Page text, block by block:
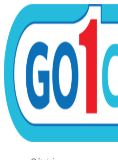
nội
dung
MenuTên*
Email*
Trang
web
Scroll
Up